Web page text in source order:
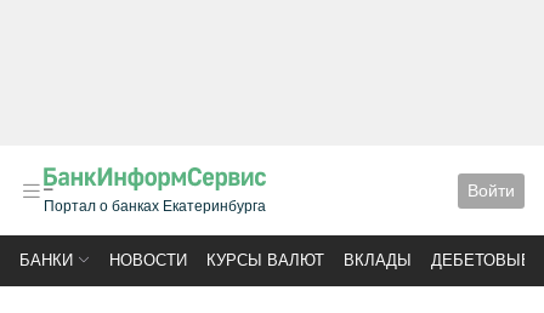
Портал о банках Екатеринбурга
Войти
БАНКИ НОВОСТИ КУРСЫ ВАЛЮТ ВКЛАДЫ ДЕБЕТОВЫЕ